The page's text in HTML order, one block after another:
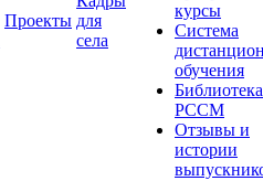
Проекты для
села
курсы
Система
обучения
Библиотека
РССМ
Отзывы и
истории